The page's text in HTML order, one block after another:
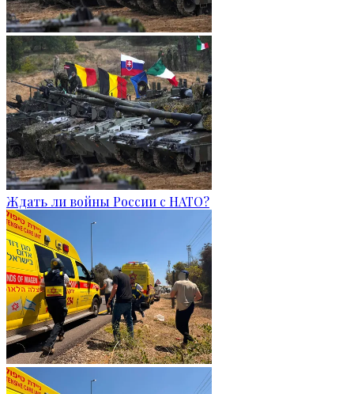
Ждать ли войны России с НАТО?